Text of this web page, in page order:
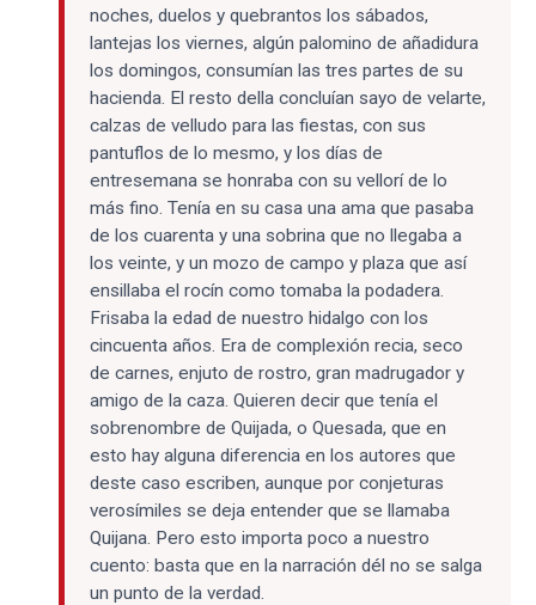
noches, duelos y quebrantos los sábados,
lantejas los viernes, algún palomino de añadidura
los domingos, consumían las tres partes de su
hacienda. El resto della concluían sayo de velarte,
calzas de velludo para las fiestas, con sus
pantuflos de lo mesmo, y los días de
entresemana se honraba con su vellorí de lo
más fino. Tenía en su casa una ama que pasaba
de los cuarenta y una sobrina que no llegaba a
los veinte, y un mozo de campo y plaza que así
ensillaba el rocín como tomaba la podadera.
Frisaba la edad de nuestro hidalgo con los
cincuenta años. Era de complexión recia, seco
de carnes, enjuto de rostro, gran madrugador y
amigo de la caza. Quieren decir que tenía el
sobrenombre de Quijada, o Quesada, que en
esto hay alguna diferencia en los autores que
deste caso escriben, aunque por conjeturas
verosímiles se deja entender que se llamaba
Quijana. Pero esto importa poco a nuestro
cuento: basta que en la narración dél no se salga
un punto de la verdad.